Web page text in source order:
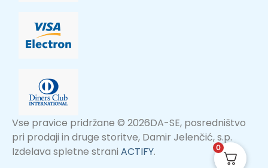
Vse pravice pridržane © 2026DA-SE, posredništvo
pri prodaji in druge storitve, Damir Jelenčić, s.p.
Izdelava spletne strani ACTIFY. 0